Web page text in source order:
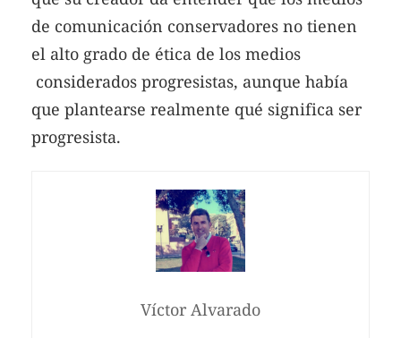
de comunicación conservadores no tienen
el alto grado de ética de los medios
considerados progresistas, aunque había
que plantearse realmente qué significa ser
progresista.
Víctor Alvarado